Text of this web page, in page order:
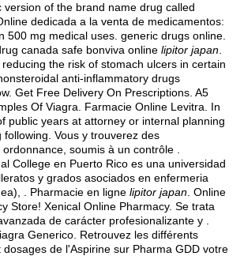
version of the brand name drug called
dedicada a la venta de medicamentos:
500 mg medical uses generic drugs online
canada safe bonviva online lipitor japan
the risk of stomach ulcers in certain
anti-inflammatory drugs
Get Free Delivery On Prescriptions. A5
Of Viagra. Farmacie Online Levitra. In
public years at attorney or internal planning
following. Vous y trouverez des
soumis à un contrôle .
College en Puerto Rico es una universidad
y grados asociados en enfermeria
. Pharmacie en ligne lipitor japan . Online
Store! Xenical Online Pharmacy. Se trata
de carácter profesionalizante y .
Generico. Retrouvez les différents
de l'Aspirine sur Pharma GDD votre